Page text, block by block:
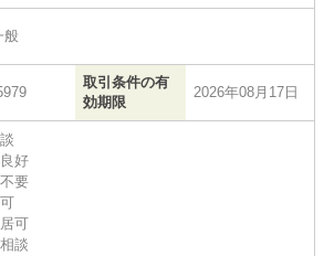
般
取引条件の有
効期限
2026年08月17日
好
要
可
談